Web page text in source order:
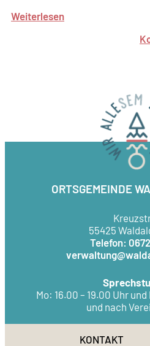
Weiterlesen
ORTSGEMEINDE
55425
Telefon:
Mo: 16.00 – 19.00 Uhr
und nach
KONTAKT